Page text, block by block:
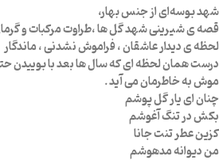
شهد بوسه‌ای از جنس بهار،
قصه ی شیرینی شهد گل ها ،طراوت مرکبات و
لحظه ی دیدار عاشقان ، فراموش نشدنی ، ماندگار
درست همان لحظه ای که سال ها بعد با بوییدن
موش به خاطرمان می آید .
چنان ای یار گل پوشم
بکش در تنگ آغوشم
کزین عطر تنت جانا
من دیوانه مدهوشم